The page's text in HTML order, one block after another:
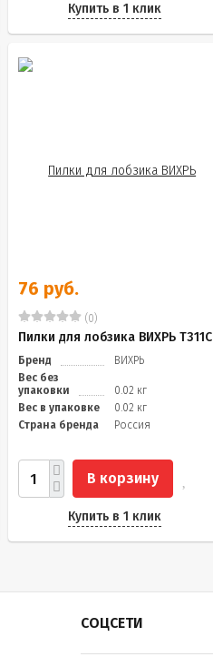
Купить в 1 клик
76 руб.
(0)
Пилки для лобзика ВИХРЬ Т311C
Бренд
ВИХРЬ
Вес без
упаковки
0.02 кг
Вес в упаковке
0.02 кг
Страна бренда
Россия
В корзину
Купить в 1 клик
СОЦСЕТИ